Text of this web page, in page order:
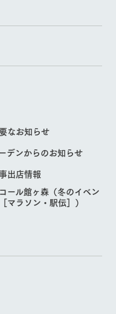
なお知らせ
デンからのお知らせ
出店情報
ール館ヶ森（冬のイベン
マラソン・駅伝］）